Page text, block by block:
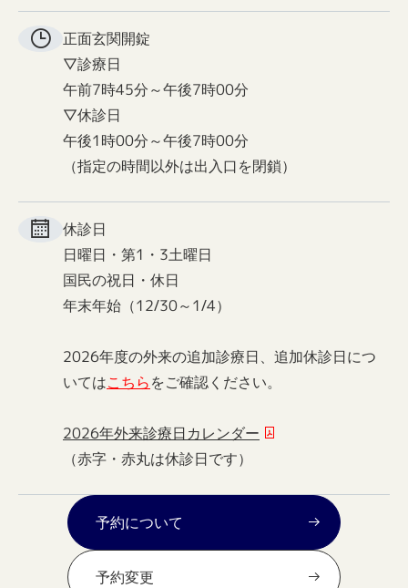
正面玄関開錠
▽診療日
午前7時45分～午後7時00分
▽休診日
午後1時00分～午後7時00分
（指定の時間以外は出入口を閉鎖）
休診日
日曜日・第1・3土曜日
国民の祝日・休日
年末年始（12/30～1/4）
2026年度の外来の追加診療日、追加休診日につ
いてはこちらをご確認ください。
2026年外来診療日カレンダー
（赤字・赤丸は休診日です）
予約について
予約変更